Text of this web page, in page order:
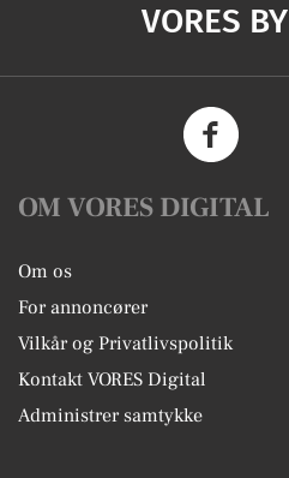
VORES BY
OM VORES DIGITAL
Om os
For annoncører
Vilkår og Privatlivspolitik
Kontakt VORES Digital
Administrer samtykke